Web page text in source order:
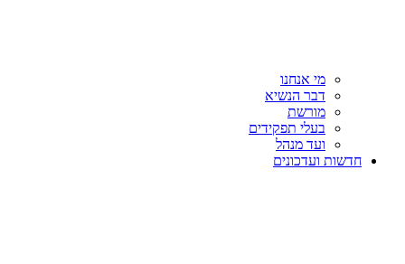
מי אנחנו
דבר הנשיא
מורשת
בעלי תפקידים
ועד מנהל
חדשות ועדכונים